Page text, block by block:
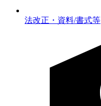
法改正・資料/書式等